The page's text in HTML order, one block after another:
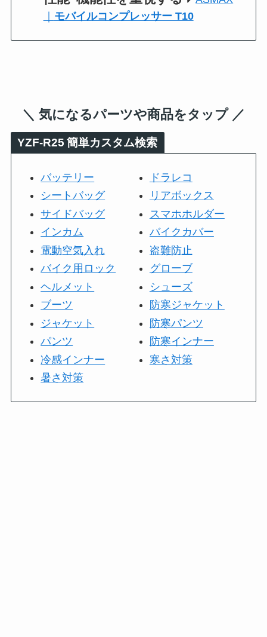
モバイルコンプレッサー T10
＼ 気になるパーツや商品をタップ ／
YZF-R25 簡単カスタム検索
バッテリー
シートバッグ
サイドバッグ
インカム
電動空気入れ
バイク用ロック
ヘルメット
ブーツ
ジャケット
パンツ
冷感インナー
暑さ対策
ドラレコ
リアボックス
スマホホルダー
バイクカバー
盗難防止
グローブ
シューズ
防寒ジャケット
防寒パンツ
防寒インナー
寒さ対策